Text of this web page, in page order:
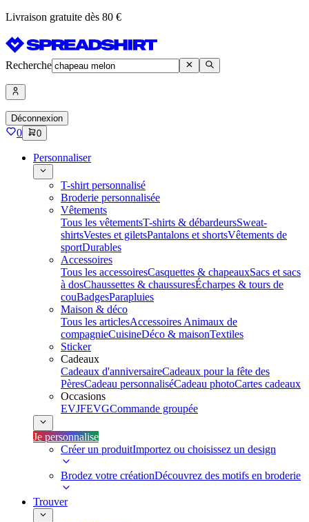
Livraison gratuite dès 80 €
Recherche
Déconnexion
0 0
Personnaliser
T-shirt personnalisé
Broderie personnalisée
Vêtements
Tous les vêtementsT-shirts & débardeursSweat-
shirtsVestes et giletsPantalons et shortsVêtements de
sportDurables
Accessoires
Tous les accessoiresCasquettes & chapeauxSacs et sacs
à dosChaussettes & chaussuresÉcharpes & tours de
couBadgesParapluies
Maison & déco
Tous les articlesAccessoires Animaux de
compagnieCuisineDéco & maisonTextiles
Sticker
Cadeaux
Cadeaux d'anniversaireCadeaux pour la fête des
PèresCadeau personnaliséCadeau photoCartes cadeaux
Occasions
EVJFEVGCommande groupée
Je personnalise
Créer un produitImportez ou choisissez un design
Brodez votre créationDécouvrez des motifs en broderie
Trouver